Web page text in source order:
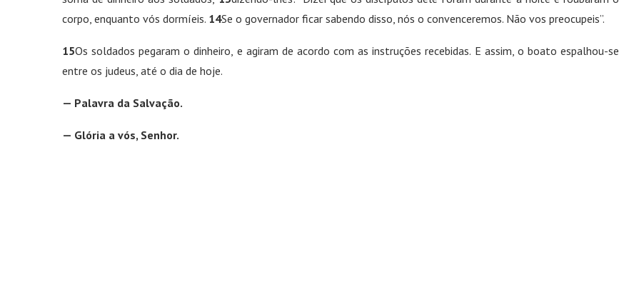
corpo, enquanto vós dormíeis. 14Se o governador ficar sabendo disso, nós o convenceremos. Não vos preocupeis”.
15Os soldados pegaram o dinheiro, e agiram de acordo com as instruções recebidas. E assim, o boato espalhou-se
entre os judeus, até o dia de hoje.
— Palavra da Salvação.
— Glória a vós, Senhor.